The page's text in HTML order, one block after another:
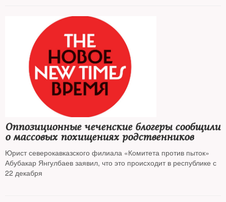
«присоединить к Чеченской Республике Украину»
Оппозиционные чеченские блогеры сообщили
о массовых похищениях родственников
Юрист северокавказского филиала «Комитета против пыток»
Абубакар Янгулбаев заявил, что это происходит в республике с
22 декабря